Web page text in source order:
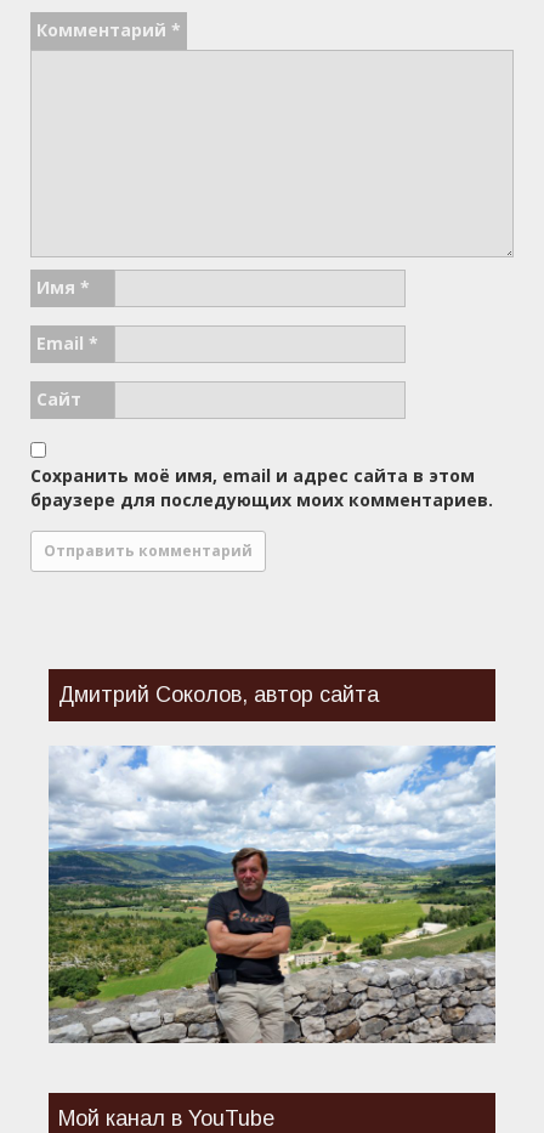
Комментарий *
Имя *
Email *
Сайт
Сохранить моё имя, email и адрес сайта в этом
браузере для последующих моих комментариев.
Дмитрий Соколов, автор сайта
Мой канал в YouTube